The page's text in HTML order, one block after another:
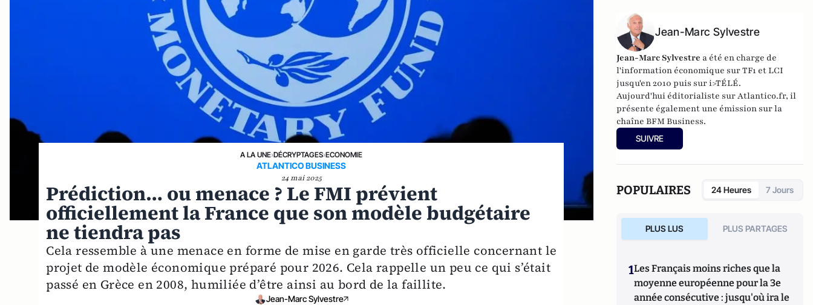
A LA UNE›DÉCRYPTAGES›ECONOMIE
ATLANTICO BUSINESS
24 mai 2025
Prédiction… ou menace ? Le FMI prévient
officiellement la France que son modèle budgétaire
ne tiendra pas
Cela ressemble à une menace en forme de mise en garde très officielle concernant le
projet de modèle économique préparé pour 2026. Cela rappelle un peu ce qui s’était
passé en Grèce en 2008, humiliée d’être ainsi au bord de la faillite.
Jean-Marc Sylvestre
Jean-Marc Sylvestre
Jean-Marc Sylvestre a été en charge de
l'information économique sur TF1 et LCI
jusqu'en 2010 puis sur i>TÉLÉ.
Aujourd'hui éditorialiste sur Atlantico.fr, il
présente également une émission sur la
chaîne BFM Business.
SUIVRE
POPULAIRES 24 Heures 7 Jours
PLUS LUS PLUS PARTAGES
1Les Français moins riches que la
moyenne européenne pour la 3e
année consécutive : jusqu'où ira le